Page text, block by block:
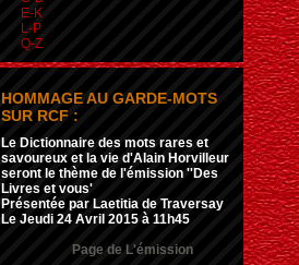
E-K
L-P
Q-Z
HOMMAGE AU GARDE-MOTS
SUR RCF :
Le Dictionnaire des mots rares et
savoureux et la vie d'Alain Horvilleur
seront le thème de l'émission ''Des
Livres et vous'
Présentée par Laetitia de Traversay
Le Jeudi 24 Avril 2015 à 11h45
Page de L'émission